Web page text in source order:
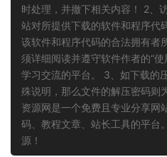
时处理，并撤下相关内容！ 2、
站对所提供下载的软件和程序代
该软件和程序代码的合法拥有者
须详细阅读并遵守软件作者的“
学习交流的平台。 3、如下载的
殊说明，那么文件的解压密码
资源网是一个免费且专业分享网
码、教程文章、站长工具的平台
源！